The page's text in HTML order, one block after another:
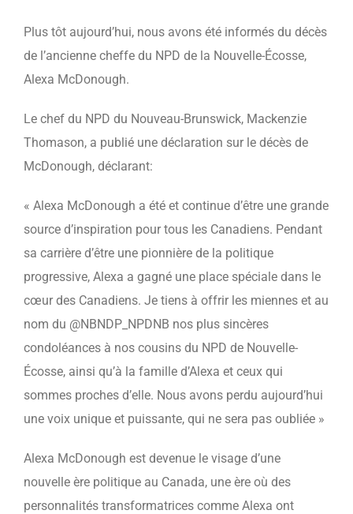
Plus tôt aujourd’hui, nous avons été informés du décès
de l’ancienne cheffe du NPD de la Nouvelle-Écosse,
Alexa McDonough.
Le chef du NPD du Nouveau-Brunswick, Mackenzie
Thomason, a publié une déclaration sur le décès de
McDonough, déclarant:
« Alexa McDonough a été et continue d’être une grande
source d’inspiration pour tous les Canadiens. Pendant
sa carrière d’être une pionnière de la politique
progressive, Alexa a gagné une place spéciale dans le
cœur des Canadiens. Je tiens à offrir les miennes et au
nom du @NBNDP_NPDNB nos plus sincères
condoléances à nos cousins du NPD de Nouvelle-
Écosse, ainsi qu’à la famille d’Alexa et ceux qui
sommes proches d’elle. Nous avons perdu aujourd’hui
une voix unique et puissante, qui ne sera pas oubliée »
Alexa McDonough est devenue le visage d’une
nouvelle ère politique au Canada, une ère où des
personnalités transformatrices comme Alexa ont